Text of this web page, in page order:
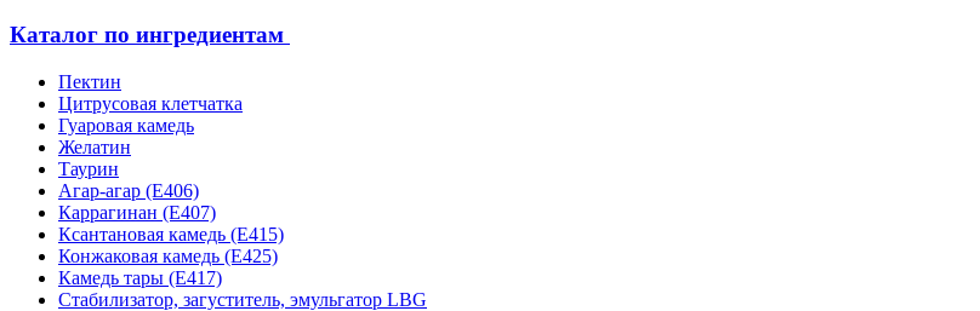
Каталог по ингредиентам
Пектин
Цитрусовая клетчатка
Гуаровая камедь
Желатин
Таурин
Агар-агар (Е406)
Каррагинан (Е407)
Ксантановая камедь (Е415)
Конжаковая камедь (Е425)
Камедь тары (Е417)
Стабилизатор, загуститель, эмульгатор LBG